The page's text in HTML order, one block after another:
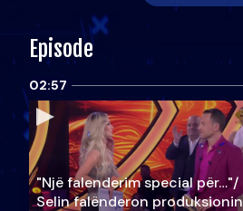
Episode
02:57
"Një falenderim special për…"/
Selin falënderon produksionin